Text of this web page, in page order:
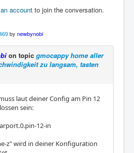
account to join the conversation.
by newbynobi
on topic gmocappy home aller
zu langsam, tasten
laut deiner Config am Pin 12
sein:
12-in
z" wird in deiner Konfiguration